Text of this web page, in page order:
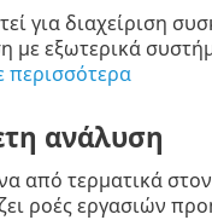
για διαχείριση
εξωτερικά
περισσότερα
ανάλυση
τερματικά στον
ροές εργασιών